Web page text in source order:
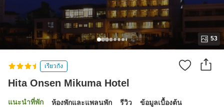
53
เรียวกัง
Hita Onsen Mikuma Hotel
แนะนำที่พัก ห้องพักและแพลนพัก รีวิว ข้อมูลเบื้องต้น